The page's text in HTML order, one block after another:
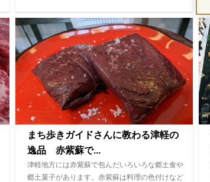
まち歩きガイドさんに教わる津軽の
逸品 赤紫蘇で...
津軽地方には赤紫蘇で包んだいろいろな郷土食や
郷土菓子があります。赤紫蘇は料理の色付けなど